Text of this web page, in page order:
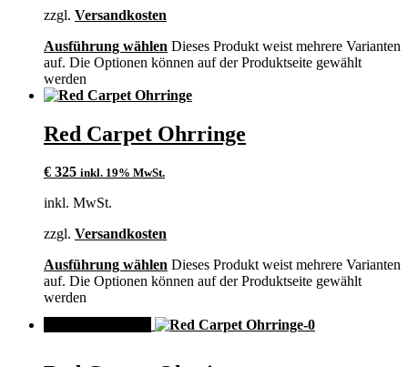
zzgl. Versandkosten
Ausführung wählen Dieses Produkt weist mehrere Varianten
auf. Die Optionen können auf der Produktseite gewählt
werden
Red Carpet Ohrringe
€ 325 inkl. 19% MwSt.
inkl. MwSt.
zzgl. Versandkosten
Ausführung wählen Dieses Produkt weist mehrere Varianten
auf. Die Optionen können auf der Produktseite gewählt
werden